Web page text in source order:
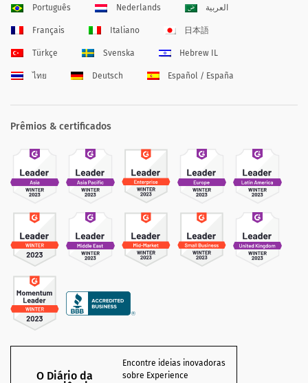
Português Nederlands العربية
Français Italiano 日本語
Türkçe Svenska Hebrew IL
ไทย Deutsch Español / España
Prêmios & certificados
O Diário da
Encontre ideias inovadoras
sobre Experience